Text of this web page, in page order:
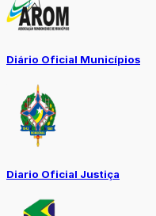
Diário Oficial Municípios
Diario Oficial Justiça